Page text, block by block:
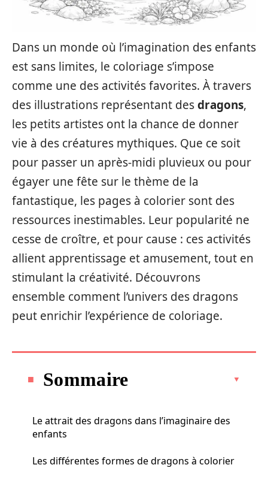
Dans un monde où l’imagination des enfants
est sans limites, le coloriage s’impose
comme une des activités favorites. À travers
des illustrations représentant desdragons,
les petits artistes ont la chance de donner
vie à des créatures mythiques. Que ce soit
pour passer un après-midi pluvieux ou pour
égayer une fête sur le thème de la
fantastique, les pages à colorier sont des
ressources inestimables. Leur popularité ne
cesse de croître, et pour cause : ces activités
allient apprentissage et amusement, tout en
stimulant la créativité. Découvrons
ensemble comment l’univers des dragons
peut enrichir l’expérience de coloriage.
Sommaire
Le attrait des dragons dans l’imaginaire des
enfants
Les différentes formes de dragons à colorier